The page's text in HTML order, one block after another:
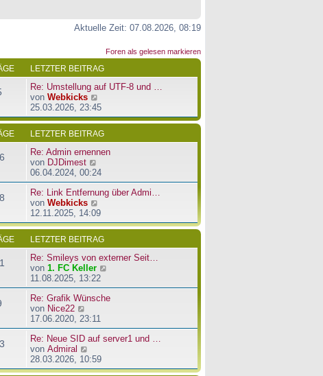
Aktuelle Zeit: 07.08.2026, 08:19
Foren als gelesen markieren
LETZTER BEITRAG
Re: Umstellung auf UTF-8 und …
von Webkicks
e
u
s
e
r
B
e
t
a
g
25.03.2026, 23:45
LETZTER BEITRAG
Re: Admin ernennen
von DJDimest
e
u
e
s
t
e
B
e
t
a
06.04.2024, 00:24
Re: Link Entfernung über Admi…
von Webkicks
e
u
s
e
r
B
e
t
a
12.11.2025, 14:09
LETZTER BEITRAG
Re: Smileys von externer Seit…
von 1. FC Keller
u
e
e
r
i
11.08.2025, 13:22
Re: Grafik Wünsche
von Nice22
e
u
e
s
t
e
17.06.2020, 23:11
Re: Neue SID auf server1 und …
von Admiral
e
u
28.03.2026, 10:59